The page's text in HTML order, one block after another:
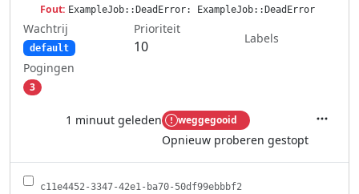
Fout: ExampleJob::DeadError: ExampleJob::DeadError
Wachtrij
default
Prioriteit
10
Labels
Pogingen
3
1 minuut geleden weggegooid
Opnieuw proberen gestopt
c11e4452-3347-42e1-ba70-50df99ebbbf2